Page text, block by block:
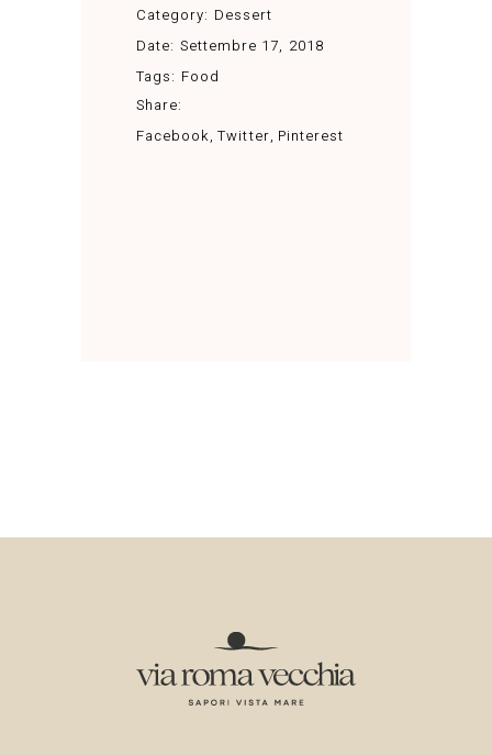
Category: Dessert
Date: Settembre 17, 2018
Tags: Food
Share:
Facebook Twitter Pinterest